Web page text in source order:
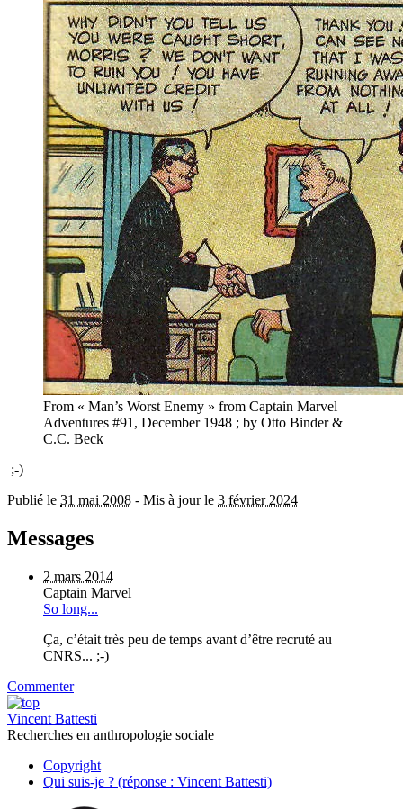
From « Man’s Worst Enemy » from Captain Marvel
Adventures #91, December 1948 ; by Otto Binder &
C.C. Beck
;-)
Publié le 31 mai 2008 - Mis à jour le 3 février 2024
Messages
2 mars 2014
Captain Marvel
So long...
Ça, c’était très peu de temps avant d’être recruté au
CNRS... ;-)
Commenter
Vincent Battesti
Recherches en anthropologie sociale
Copyright
Qui suis-je ? (réponse : Vincent Battesti)